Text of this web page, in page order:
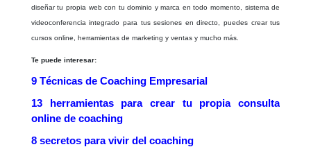
diseñar tu propia web con tu dominio y marca en todo momento, sistema de
videoconferencia integrado para tus sesiones en directo, puedes crear tus
cursos online, herramientas de marketing y ventas y mucho más.
Te puede interesar:
9 Técnicas de Coaching Empresarial
13 herramientas para crear tu propia consulta
online de coaching
8 secretos para vivir del coaching